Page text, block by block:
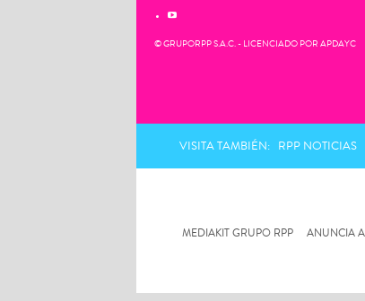
© GRUPORPP S.A.C. - LICENCIADO POR APDAYC
VISITA TAMBIÉN: RPP NOTICIAS
MEDIAKIT GRUPO RPP ANUNCIA